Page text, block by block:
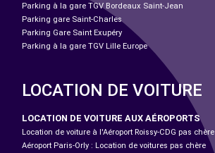
Parking à la gare TGV Bordeaux Saint-Jean
Parking gare Saint-Charles
Parking Gare Saint Exupéry
Parking à la gare TGV Lille Europe
LOCATION DE VOITURE
LOCATION DE VOITURE AUX AÉROPORTS
Location de voiture à l'Aéroport Roissy-CDG pas chère
Aéroport Paris-Orly : Location de voitures pas chère